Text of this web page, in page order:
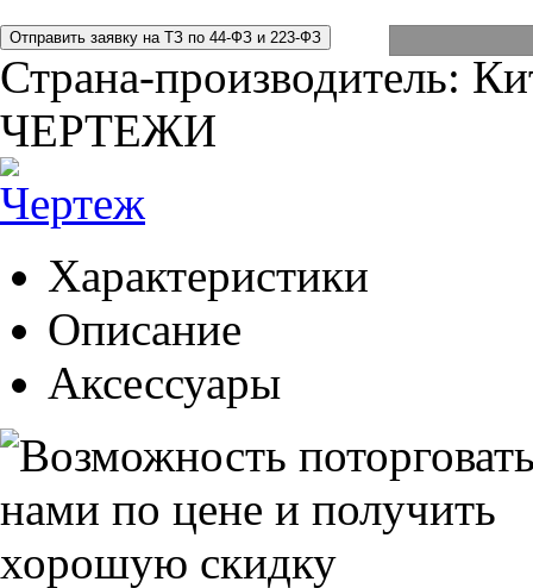
Страна-производитель:
ЧЕРТЕЖИ
Характеристики
Описание
Аксессуары